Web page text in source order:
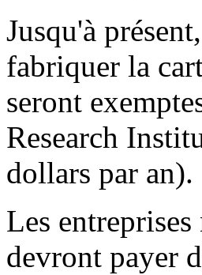
Jusqu'à
fabriquer la
seront
Research
dollars par an).
Les
devront payer